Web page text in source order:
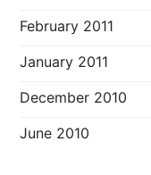
February 2011
January 2011
December 2010
June 2010